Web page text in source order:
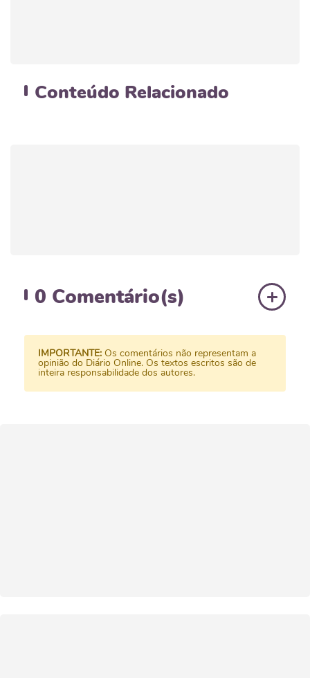
Conteúdo Relacionado
0 Comentário(s)
IMPORTANTE: Os comentários não representam a
opinião do Diário Online. Os textos escritos são de
inteira responsabilidade dos autores.